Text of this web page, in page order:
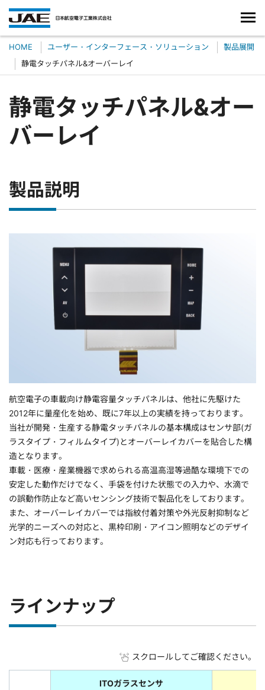
HOME ユーザー・インターフェース・ソリューション
製品展開
静電タッチパネル&オーバーレイ
静電タッチパネル&オー
バーレイ
製品説明
航空電子の車載向け静電容量タッチパネルは、他社に先駆けた
2012年に量産化を始め、既に7年以上の実績を持っております。
当社が開発・生産する静電タッチパネルの基本構成はセンサ部(ガ
ラスタイプ・フィルムタイプ)とオーバーレイカバーを貼合した構
造となります。
車載・医療・産業機器で求められる高温高湿等過酷な環境下での
安定した動作だけでなく、手袋を付けた状態での入力や、水滴で
の誤動作防止など高いセンシング技術で製品化をしております。
また、オーバーレイカバーでは指紋付着対策や外光反射抑制など
光学的ニーズへの対応と、黒枠印刷・アイコン照明などのデザイ
ン対応も行っております。
ラインナップ
スクロールしてご確認ください。
ITOガラスセンサ